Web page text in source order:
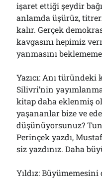
işaret ettiği şeydir
anlamda üşürüz,
kalır. Gerçek
kavgasını hepimiz
yanmasını
Yazıcı: Anı türündeki
Silivri’nin
kitap daha eklenmiş
yaşananlar bize ve
düşünüyorsunuz?
Perinçek yazdı,
siz yazdınız. Daha
Yıldız: